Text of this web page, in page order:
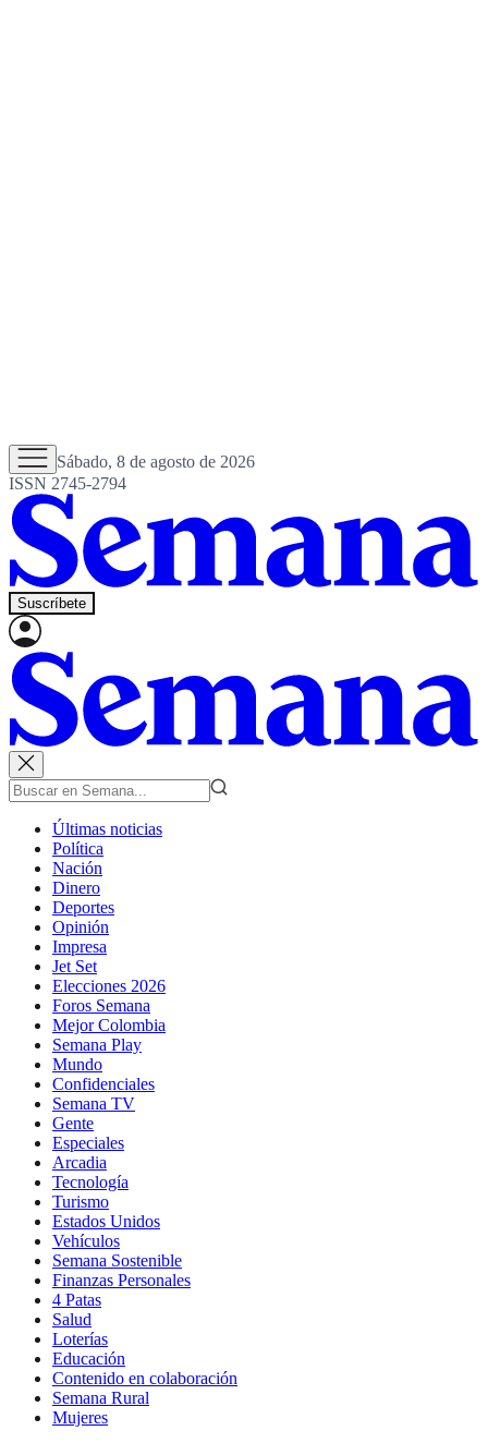
Sábado, 8 de agosto de 2026
ISSN 2745-2794
Suscríbete
Últimas noticias
Política
Nación
Dinero
Deportes
Opinión
Impresa
Jet Set
Elecciones 2026
Foros Semana
Mejor Colombia
Semana Play
Mundo
Confidenciales
Semana TV
Gente
Especiales
Arcadia
Tecnología
Turismo
Estados Unidos
Vehículos
Semana Sostenible
Finanzas Personales
4 Patas
Salud
Loterías
Educación
Contenido en colaboración
Semana Rural
Mujeres